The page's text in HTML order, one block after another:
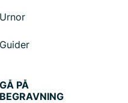
Urnor
Guider
GÅ PÅ
BEGRAVNING